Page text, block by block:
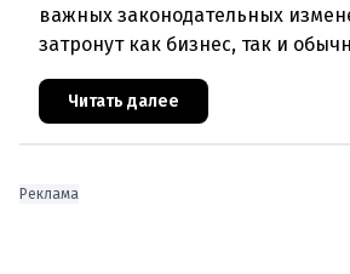
важных законодательных
затронут как бизнес, так и
Ключевые нововведения
строительном секторе и сф
Читать далее
Реклама